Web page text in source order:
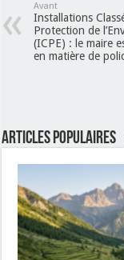
Avant
Installations
Protection de
(ICPE) : le maire
en matière de
Articles populaires